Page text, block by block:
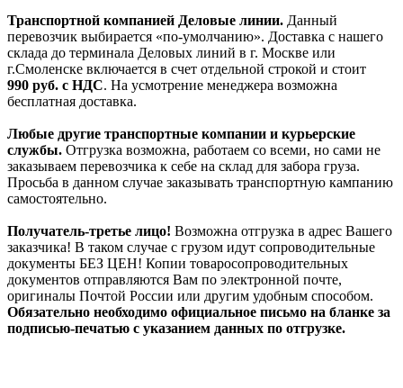
Транспортной компанией Деловые линии. Данный
перевозчик выбирается «по-умолчанию». Доставка с нашего
склада до терминала Деловых линий в г. Москве или
г.Смоленске включается в счет отдельной строкой и стоит
990 руб. с НДС. На усмотрение менеджера возможна
бесплатная доставка.
Любые другие транспортные компании и курьерские
службы. Отгрузка возможна, работаем со всеми, но сами не
заказываем перевозчика к себе на склад для забора груза.
Просьба в данном случае заказывать транспортную кампанию
самостоятельно.
Получатель-третье лицо! Возможна отгрузка в адрес Вашего
заказчика! В таком случае с грузом идут сопроводительные
документы БЕЗ ЦЕН! Копии товаросопроводительных
документов отправляются Вам по электронной почте,
оригиналы Почтой России или другим удобным способом.
Обязательно необходимо официальное письмо на бланке за
подписью-печатью с указанием данных по отгрузке.